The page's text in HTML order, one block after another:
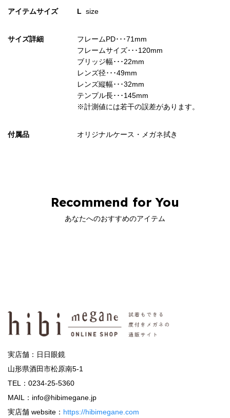
アイテムサイズ L size
サイズ詳細
フレームPD･･･71mm
フレームサイズ･･･120mm
ブリッジ幅･･･22mm
レンズ径･･･49mm
レンズ縦幅･･･32mm
テンプル長･･･145mm
※計測値には若干の誤差があります。
付属品 オリジナルケース・メガネ拭き
Recommend for You
あなたへのおすすめのアイテム
実店舗：日日眼鏡
山形県酒田市松原南5-1
TEL：0234-25-5360
MAIL：info@hibimegane.jp
実店舗 website： https://hibimegane.com